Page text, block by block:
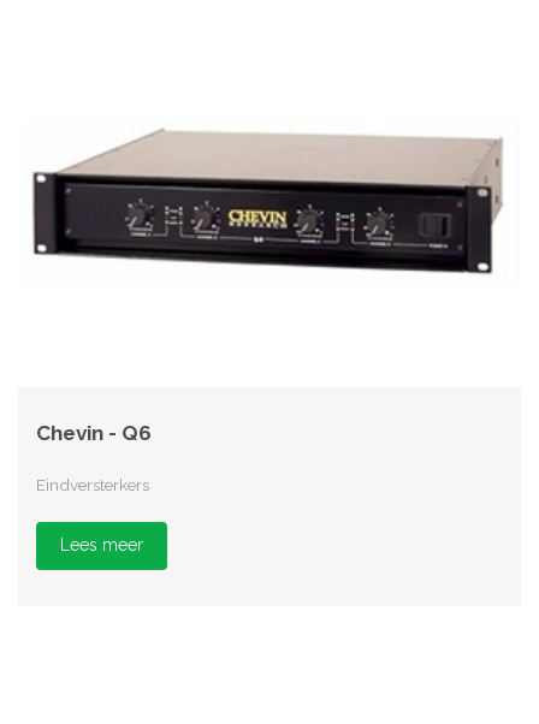
Chevin - Q6
Eindversterkers
Lees meer